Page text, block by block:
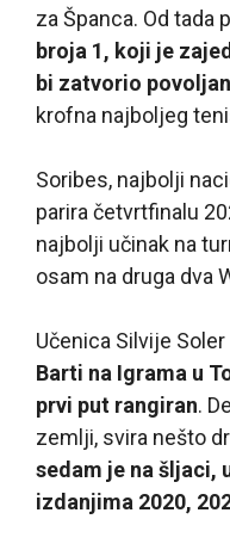
za Španca. Od tada
broja 1, koji je
bi zatvorio
krofna najboljeg
Soribes, najbolji
parira četvrtfinalu
najbolji učinak na
osam na druga dva
Učenica Silvije Soler
Barti na Igrama u
prvi put rangiran.
zemlji, svira nešto
sedam je na šljaci,
izdanjima 2020,